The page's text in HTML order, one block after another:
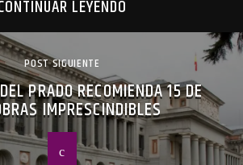
LEYENDO
POST SIGUIENTE
PRADO RECOMIENDA 15 DE
IMPRESCINDIBLES